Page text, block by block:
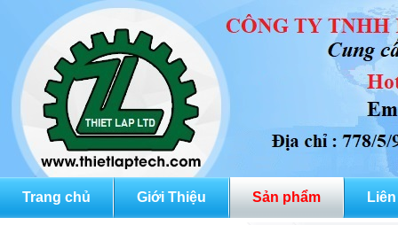
Trang chủ Giới Thiệu Sản phẩm